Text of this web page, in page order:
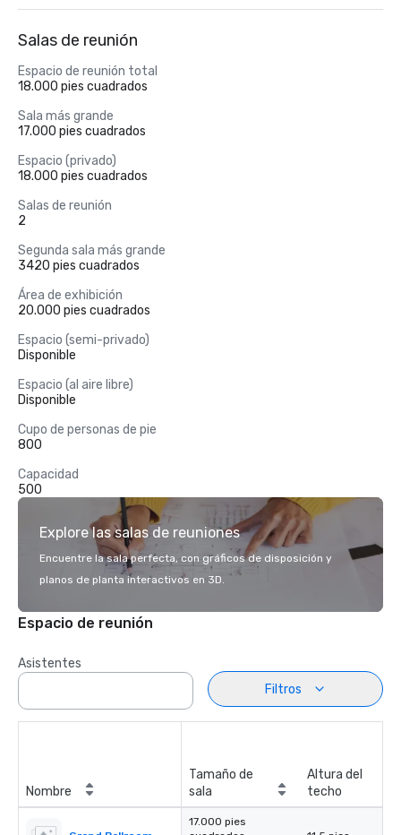
Salas de reunión
Espacio de reunión total
18.000 pies cuadrados
Sala más grande
17.000 pies cuadrados
Espacio (privado)
18.000 pies cuadrados
Salas de reunión
2
Segunda sala más grande
3420 pies cuadrados
Área de exhibición
20.000 pies cuadrados
Espacio (semi-privado)
Disponible
Espacio (al aire libre)
Disponible
Cupo de personas de pie
800
Capacidad
500
Explore las salas de reuniones
Encuentre la sala perfecta, con gráficos de disposición y
planos de planta interactivos en 3D.
Espacio de reunión
Asistentes
Filtros
Nombre
Tamaño de
sala
Altura del
techo
17.000 pies